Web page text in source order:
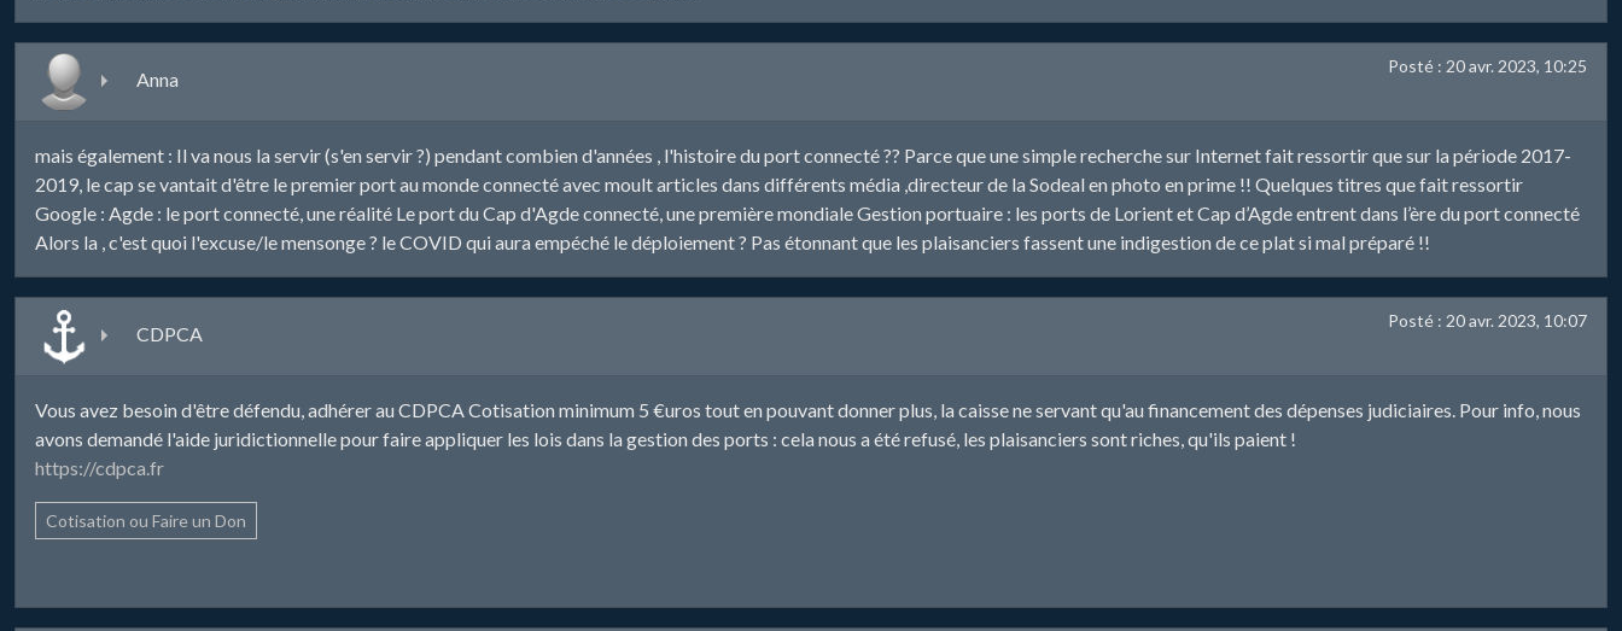
Anna
Posté : 20 avr. 2023, 10:25
mais également : Il va nous la servir (s'en servir ?) pendant combien d'années , l'histoire du port connecté ?? Parce que une simple recherche sur Internet fait ressortir que sur la période 2017-
2019, le cap se vantait d'être le premier port au monde connecté avec moult articles dans différents média ,directeur de la Sodeal en photo en prime !! Quelques titres que fait ressortir
Google : Agde : le port connecté, une réalité Le port du Cap d'Agde connecté, une première mondiale Gestion portuaire : les ports de Lorient et Cap d’Agde entrent dans l’ère du port connecté
Alors la , c'est quoi l'excuse/le mensonge ? le COVID qui aura empéché le déploiement ? Pas étonnant que les plaisanciers fassent une indigestion de ce plat si mal préparé !!
CDPCA
Posté : 20 avr. 2023, 10:07
Vous avez besoin d'être défendu, adhérer au CDPCA Cotisation minimum 5 €uros tout en pouvant donner plus, la caisse ne servant qu'au financement des dépenses judiciaires. Pour info, nous
avons demandé l'aide juridictionnelle pour faire appliquer les lois dans la gestion des ports : cela nous a été refusé, les plaisanciers sont riches, qu'ils paient !
https://cdpca.fr
Cotisation ou Faire un Don